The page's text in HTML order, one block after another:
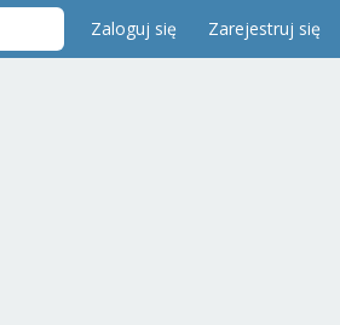
Zaloguj się Zarejestruj się